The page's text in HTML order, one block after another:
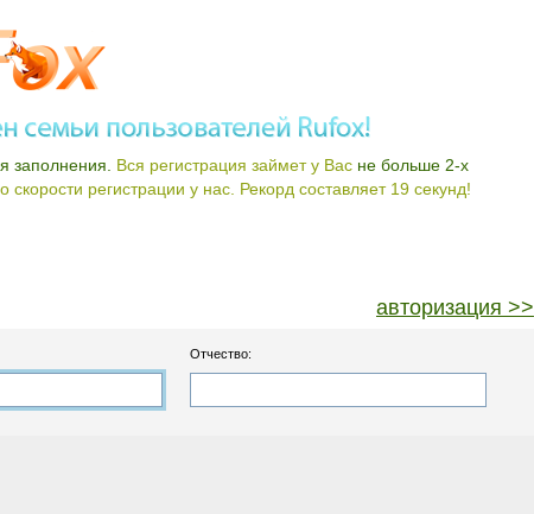
заполнения. Вся регистрация займет у Вас не больше 2-х
регистрации у нас. Рекорд составляет 19 секунд!
авторизация >>
Отчество: